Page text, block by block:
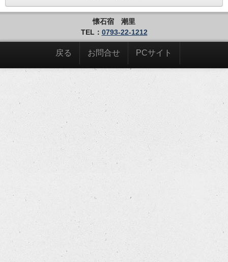
懐石宿 潮里
TEL： 0793-22-1212
戻る お問合せ PCサイト